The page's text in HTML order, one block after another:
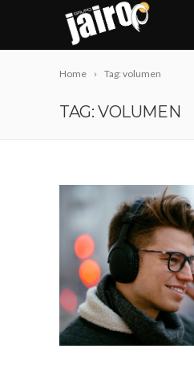
Home Tag: volumen
TAG: VOLUMEN